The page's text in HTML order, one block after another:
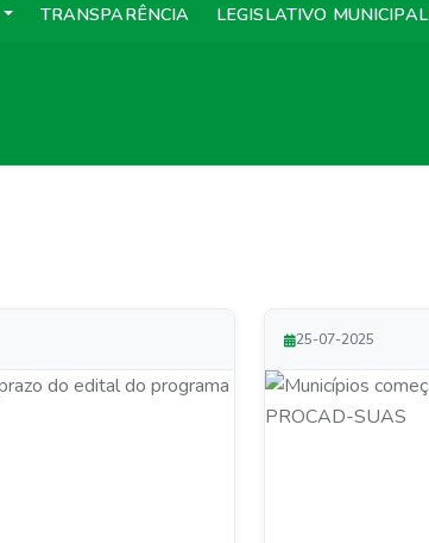
TRANSPARÊNCIA LEGISLATIVO MUNICIPAL
25-07-2025